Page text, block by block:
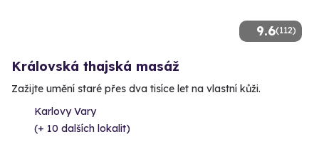
9.6(112)
Královská thajská masáž
Zažijte umění staré přes dva tisíce let na vlastní kůži.
Karlovy Vary
(+ 10 dalších lokalit)